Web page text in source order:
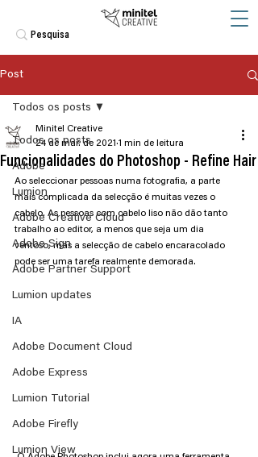
Post
Todos os posts
Adobe
Lumion
Adobe Creative Cloud
Adobe Sign
Adobe Partner Support
Lumion updates
IA
Adobe Document Cloud
Adobe Express
Lumion Tutorial
Adobe Firefly
Lumion View
Todos os posts
Funcionalidades do Photoshop - Refine Hair
Minitel Creative
24 de mar. de 2021 1 min de leitura
Ao seleccionar pessoas numa fotografia, a parte
mais complicada da selecção é muitas vezes o
cabelo. As pessoas com cabelo liso não dão tanto
trabalho ao editor, a menos que seja um dia
ventoso, mas a selecção de cabelo encaracolado
pode ser uma tarefa realmente demorada.